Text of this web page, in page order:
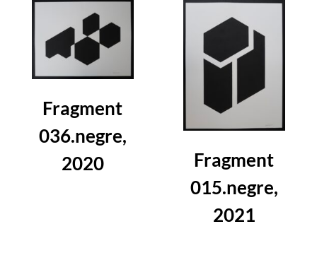
Fragment
036.negre,
2020
Fragment
015.negre,
2021